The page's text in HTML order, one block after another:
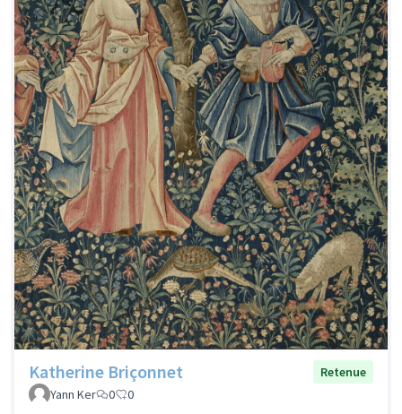
Katherine Briçonnet
Retenue
Yann Ker
0 0